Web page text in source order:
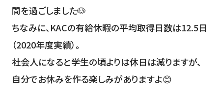
間を過ごしました🐶
ちなみに、KACの有給休暇の平均取得日数は12.5日
（2020年度実績）。
社会人になると学生の頃よりは休日は減りますが、
自分でお休みを作る楽しみがありますよ😊